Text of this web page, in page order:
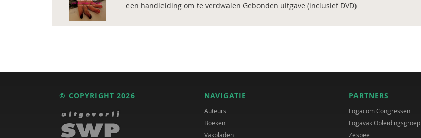
een handleiding om te verdwalen Gebonden uitgave (inclusief DVD)
© COPYRIGHT 2026 NAVIGATIE
Auteurs
Boeken
Vakbladen
PARTNERS
Logacom Congressen
Logavak Opleidingsgroep
Zesbee